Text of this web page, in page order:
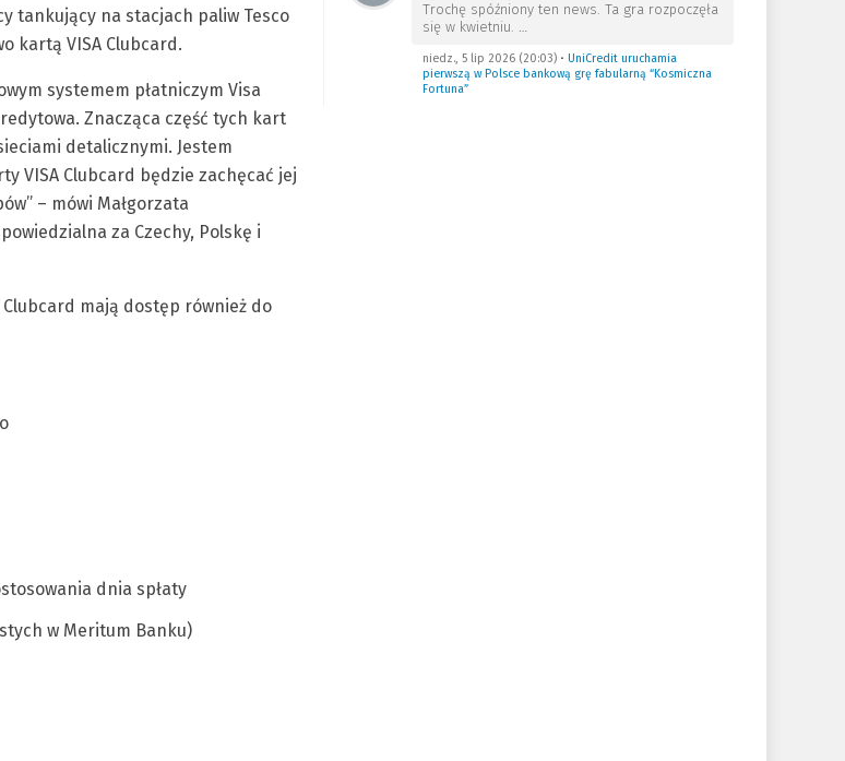
tankujący na stacjach paliw Tesco
kartą VISA Clubcard.
systemem płatniczym Visa
Znacząca część tych kart
detalicznymi. Jestem
VISA Clubcard będzie zachęcać jej
– mówi Małgorzata
za Czechy, Polskę i
mają dostęp również do
dnia spłaty
w Meritum Banku)
Trochę spóźniony ten news. Ta gra rozpoczęła
się w kwietniu. …
niedz., 5 lip 2026 (20:03)• UniCredit uruchamia
pierwszą w Polsce bankową grę fabularną “Kosmiczna
Fortuna”